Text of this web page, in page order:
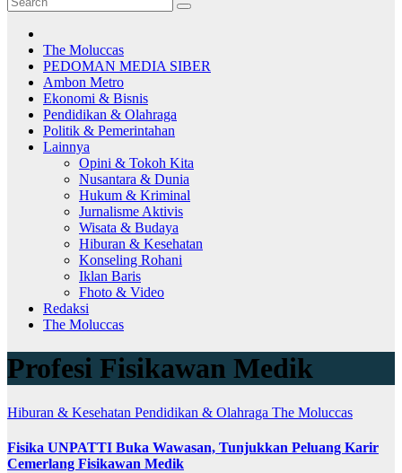
The Moluccas
PEDOMAN MEDIA SIBER
Ambon Metro
Ekonomi & Bisnis
Pendidikan & Olahraga
Politik & Pemerintahan
Lainnya
Opini & Tokoh Kita
Nusantara & Dunia
Hukum & Kriminal
Jurnalisme Aktivis
Wisata & Budaya
Hiburan & Kesehatan
Konseling Rohani
Iklan Baris
Fhoto & Video
Redaksi
The Moluccas
Profesi Fisikawan Medik
Hiburan & Kesehatan Pendidikan & Olahraga The Moluccas
Fisika UNPATTI Buka Wawasan, Tunjukkan Peluang Karir
Cemerlang Fisikawan Medik